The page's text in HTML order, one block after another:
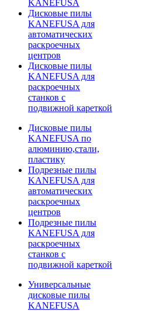
KANEFUSA
Дисковые пилы
KANEFUSA для
автоматических
раскроечных
центров
Дисковые пилы
KANEFUSA для
раскроечных
станков с
подвижной кареткой
Дисковые пилы
KANEFUSA по
алюминию,стали,
пластику
Подрезные пилы
KANEFUSA для
автоматических
раскроечных
центров
Подрезные пилы
KANEFUSA для
раскроечных
станков с
подвижной кареткой
Универсальные
дисковые пилы
KANEFUSA